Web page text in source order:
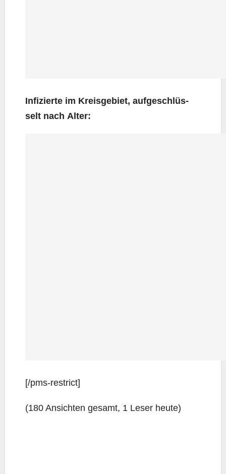
Infi­zier­te im Kreis­ge­biet, auf­ge­schlüs­
selt nach Alter:
[/pms-rest­rict]
(180 Ansich­ten gesamt, 1 Leser heute)